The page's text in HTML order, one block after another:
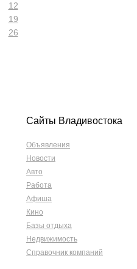
12
19
26
Сайты Владивостока
Объявления
Новости
Авто
Работа
Афиша
Кино
Базы отдыха
Недвижимость
Справочник компаний